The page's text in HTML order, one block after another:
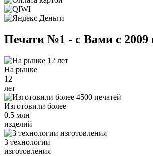
Печати №1 - с Вами с 2009
На рынке
12
лет
Изготовили более
0,5 млн
изделий
3 технологии
изготовления